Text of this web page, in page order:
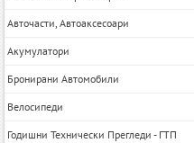
Авточасти, Автоаксесоари
Акумулатори
Бронирани Автомобили
Велосипеди
Годишни Технически Прегледи - ГТП